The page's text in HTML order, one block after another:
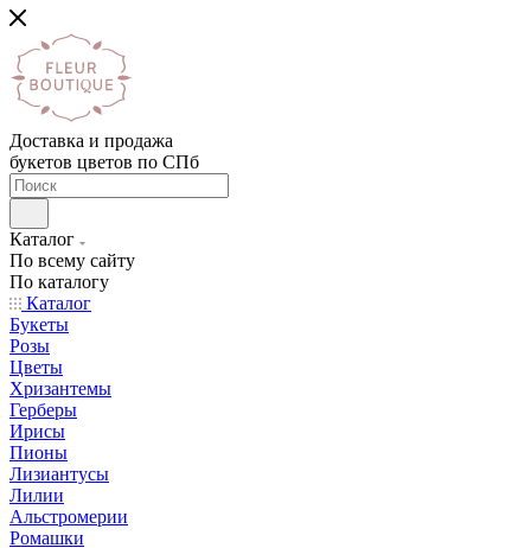
Доставка и продажа
букетов цветов по СПб
Каталог
По всему сайту
По каталогу
Каталог
Букеты
Розы
Цветы
Хризантемы
Герберы
Ирисы
Пионы
Лизиантусы
Лилии
Альстромерии
Ромашки